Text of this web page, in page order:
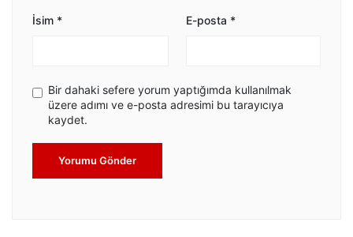
İsim * E-posta *
Bir dahaki sefere yorum yaptığımda kullanılmak
üzere adımı ve e-posta adresimi bu tarayıcıya
kaydet.
Yorumu Gönder